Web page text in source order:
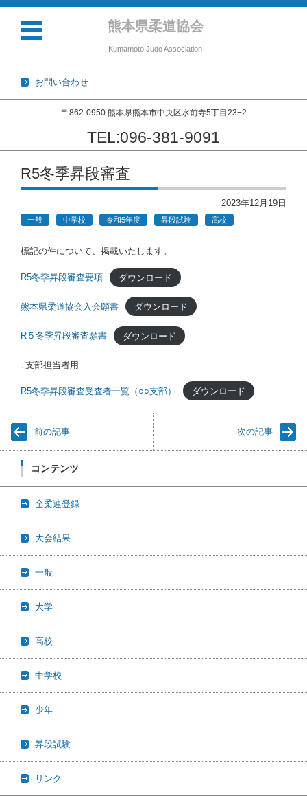
熊本県柔道協会
Kumamoto Judo Association
お問い合わせ
〒862-0950 熊本県熊本市中央区水前寺5丁目23−2
TEL:096-381-9091
コンテンツに移動
R5冬季昇段審査
2023年12月19日
一般 中学校 令和5年度 昇段試験 高校
標記の件について、掲載いたします。
R5冬季昇段審査要項 ダウンロード
熊本県柔道協会入会願書 ダウンロード
R５冬季昇段審査願書 ダウンロード
↓支部担当者用
R5冬季昇段審査受査者一覧（○○支部） ダウンロード
前の記事 次の記事
コンテンツ
全柔連登録
大会結果
一般
大学
高校
中学校
少年
昇段試験
リンク